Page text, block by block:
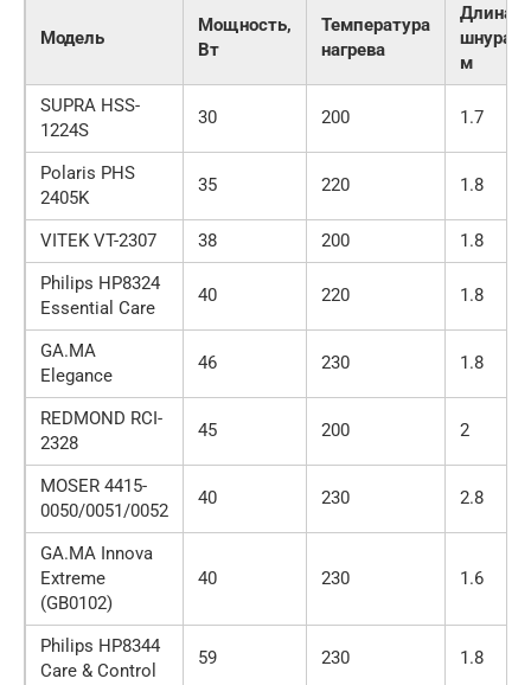
Модель
Мощность,
Вт
Температура
нагрева
Длина
шнура,
м
SUPRA HSS-
1224S
30 200 1.7
Polaris PHS
2405K
35 220 1.8
VITEK VT-2307 38 200
1.8
Philips HP8324
Essential Care
40 220 1.8
GA.MA
Elegance
46 230 1.8
REDMOND RCI-
2328
45 200 2
MOSER 4415-
0050/0051/0052
40 230 2.8
GA.MA Innova
Extreme
(GB0102)
40 230 1.6
Philips HP8344
Care & Control
59 230 1.8